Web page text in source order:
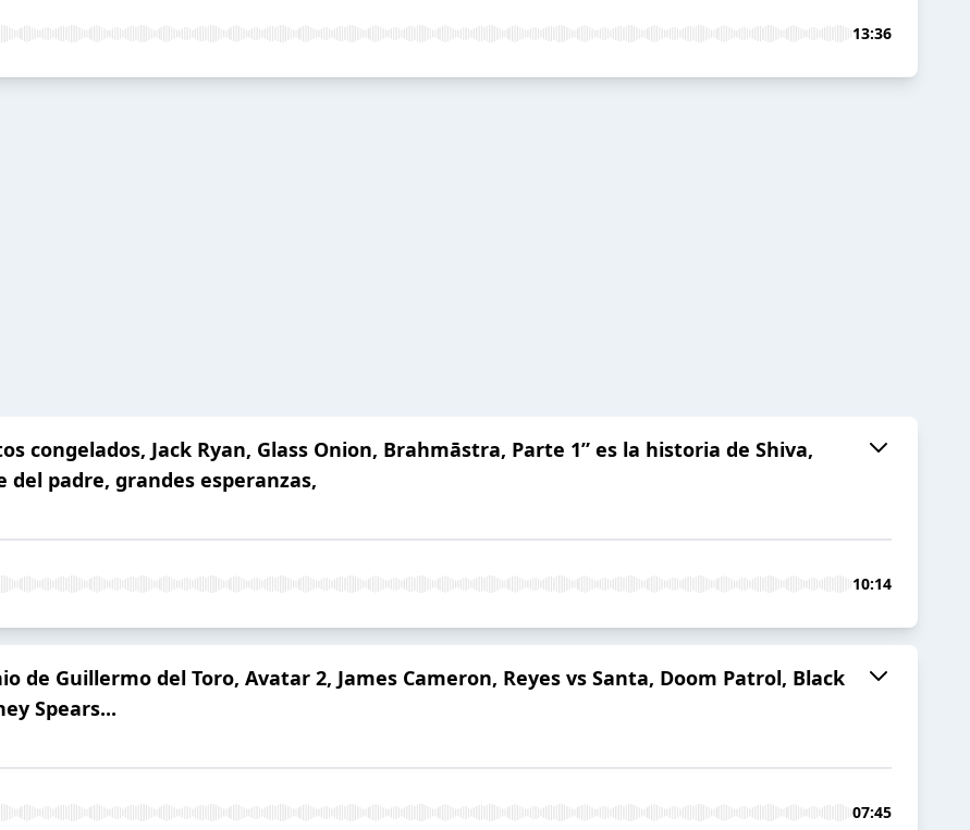
13:36
congelados, Jack Ryan, Glass Onion, Brahmāstra, Parte 1” es la historia de Shiva,
del padre, grandes esperanzas,
10:14
de Guillermo del Toro, Avatar 2, James Cameron, Reyes vs Santa, Doom Patrol, Black
Spears...
07:45